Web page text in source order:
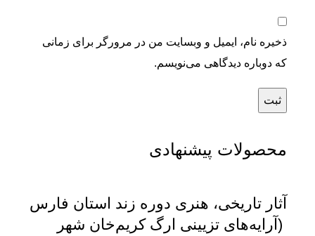
ذخیره نام، ایمیل و وبسایت من در مرورگر برای زمانی
که دوباره دیدگاهی می‌نویسم.
محصولات پیشنهادی
آثار تاریخی، هنری دوره زند استان فارس
(آرایه‌های تزیینی ارگ کریم‌خان شهر